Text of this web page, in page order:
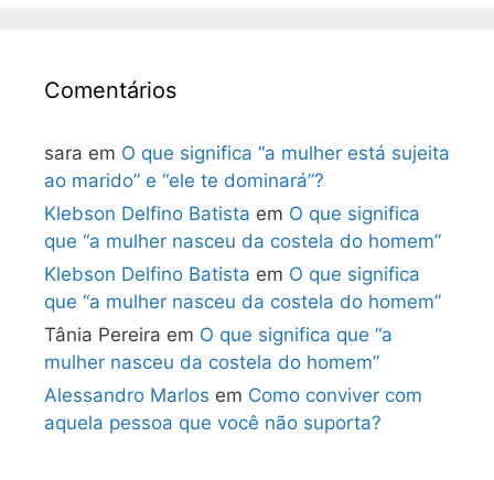
Comentários
sara em O que significa “a mulher está sujeita
ao marido” e “ele te dominará”?
Klebson Delfino Batista em O que significa
que “a mulher nasceu da costela do homem”
Klebson Delfino Batista em O que significa
que “a mulher nasceu da costela do homem”
Tânia Pereira em O que significa que “a
mulher nasceu da costela do homem”
Alessandro Marlos em Como conviver com
aquela pessoa que você não suporta?